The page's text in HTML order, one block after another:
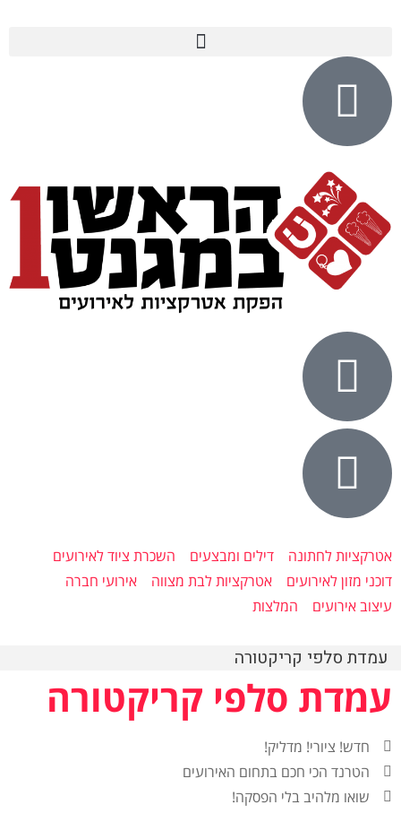
אטרקציות לחתונה דילים ומבצעים
השכרת ציוד לאירועים
דוכני מזון לאירועים
אטרקציות לבת מצווה
אירועי חברה
עיצוב אירועים
המלצות
עמדת סלפי קריקטורה
עמדת סלפי קריקטורה
חדש! ציורי! מדליק!
הטרנד הכי חכם בתחום האירועים
שואו מלהיב בלי הפסקה!